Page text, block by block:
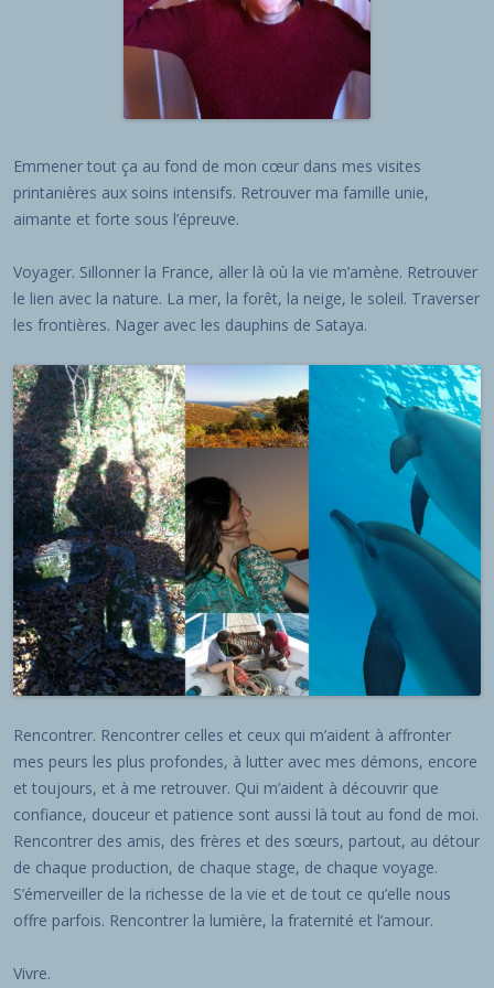
Emmener tout ça au fond de mon cœur dans mes visites
printanières aux soins intensifs. Retrouver ma famille unie,
aimante et forte sous l’épreuve.
Voyager. Sillonner la France, aller là où la vie m’amène. Retrouver
le lien avec la nature. La mer, la forêt, la neige, le soleil. Traverser
les frontières. Nager avec les dauphins de Sataya.
Rencontrer. Rencontrer celles et ceux qui m’aident à affronter
mes peurs les plus profondes, à lutter avec mes démons, encore
et toujours, et à me retrouver. Qui m’aident à découvrir que
confiance, douceur et patience sont aussi là tout au fond de moi.
Rencontrer des amis, des frères et des sœurs, partout, au détour
de chaque production, de chaque stage, de chaque voyage.
S’émerveiller de la richesse de la vie et de tout ce qu’elle nous
offre parfois. Rencontrer la lumière, la fraternité et l’amour.
Vivre.